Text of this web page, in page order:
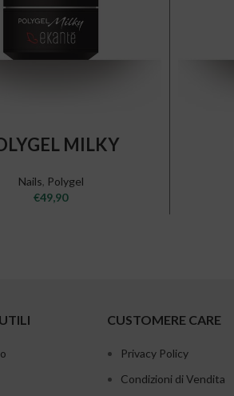
MILKY
Nails, Polygel
€49,90
CUSTOMERE CARE
Privacy Policy
Condizioni di Vendita